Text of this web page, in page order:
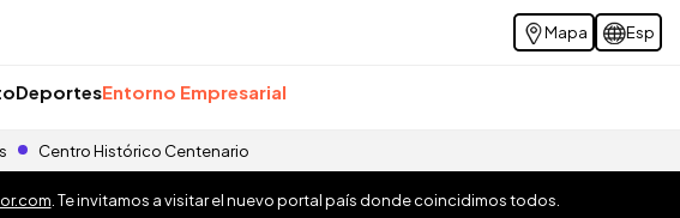
Mapa Esp
DeportesEntorno Empresarial
Centro Histórico Centenario
. Te invitamos a visitar el nuevo portal país donde coincidimos todos.